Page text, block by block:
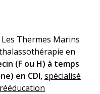
Les Thermes Marins
en
(F ou H) à temps
en CDI,spécialisé